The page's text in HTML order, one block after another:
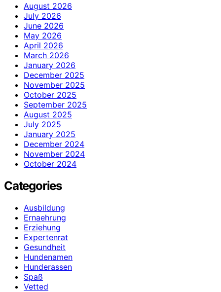
August 2026
July 2026
June 2026
May 2026
April 2026
March 2026
January 2026
December 2025
November 2025
October 2025
September 2025
August 2025
July 2025
January 2025
December 2024
November 2024
October 2024
Categories
Ausbildung
Ernaehrung
Erziehung
Expertenrat
Gesundheit
Hundenamen
Hunderassen
Spaß
Vetted